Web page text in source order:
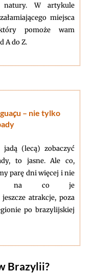
natury. W artykule
miejsca
pomoże wam
A do Z.
çu – nie tylko
jadą (lecą) zobaczyć
to jasne. Ale co,
parę dni więcej i nie
na co je
atrakcje, poza
po brazylijskiej
Brazylii?